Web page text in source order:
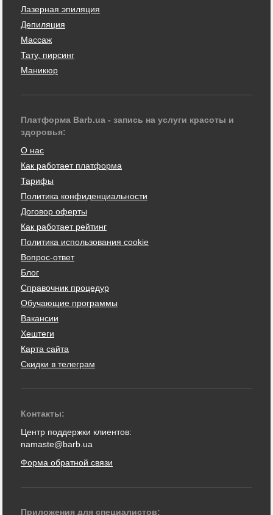
Лазерная эпиляция
Депиляция
Массаж
Тату, пирсинг
Маникюр
Платформа Barb.ua - запись на услуги красоты и
здоровья:
О нас
Как работает платформа
Тарифы
Политика конфиденциальности
Договор оферты
Как работает рейтинг
Политика использования cookie
Вопрос-ответ
Блог
Справочник процедур
Обучающие программы
Вакансии
Хештеги
Карта сайта
Скидки в телеграм
Контакты:
Центр поддержки клиентов:
namaste@barb.ua
Форма обратной связи
Приложения для специалистов: